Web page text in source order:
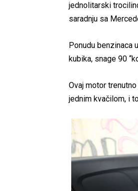
jednolitarski
saradnju sa
Ponudu benzinaca
kubika, snage 90
Ovaj motor
jednim kvačilom, i